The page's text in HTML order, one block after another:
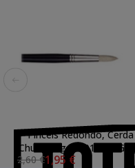
Pinceis Redondo, Cerda
Chungking, N. 01 Van
2,60 €1,95 €